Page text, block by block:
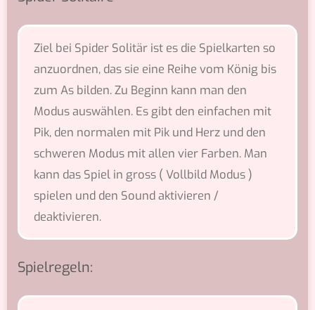
Ziel bei Spider Solitär ist es die Spielkarten so
anzuordnen, das sie eine Reihe vom König bis
zum As bilden. Zu Beginn kann man den
Modus auswählen. Es gibt den einfachen mit
Pik, den normalen mit Pik und Herz und den
schweren Modus mit allen vier Farben. Man
kann das Spiel in gross ( Vollbild Modus )
spielen und den Sound aktivieren /
deaktivieren.
Spielregeln: